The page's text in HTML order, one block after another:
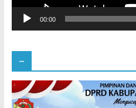
00:00
–